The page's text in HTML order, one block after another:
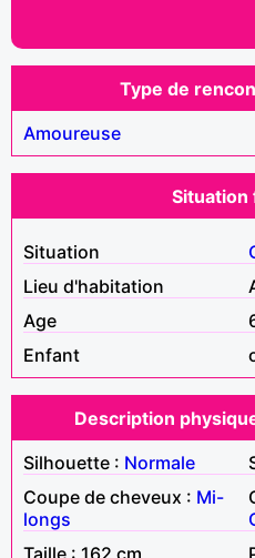
Type de
Amoureuse
Situation
Situation
Lieu d'habitation
Age
Enfant
Description
Silhouette : Normale
Coupe de cheveux : Mi-
longs
Taille : 162 cm